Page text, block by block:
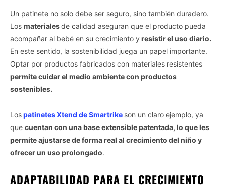
Un patinete no solo debe ser seguro, sino también duradero.
Los materialesde calidad aseguran que el producto pueda
acompañar al bebé en su crecimiento y resistir el uso diario.
En este sentido, la sostenibilidad juega un papel importante.
Optar por productos fabricados con materiales resistentes
permite cuidar el medio ambiente con productos
sostenibles.
Lospatinetes Xtend de Smartrike son un claro ejemplo, ya
que cuentan con una base extensible patentada, lo que les
permite ajustarse de forma real al crecimiento del niño y
ofrecer un uso prolongado.
ADAPTABILIDAD PARA EL CRECIMIENTO